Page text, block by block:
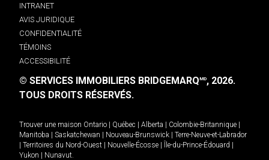
INTRANET
AVIS JURIDIQUE
CONFIDENTIALITÉ
TÉMOINS
ACCESSIBILITÉ
© SERVICES IMMOBILIERS BRIDGEMARQMD, 2026.
TOUS DROITS RÉSERVÉS.
Trouver une maison Ontario | Québec | Alberta | Colombie-Britannique |
Manitoba | Saskatchewan | Nouveau-Brunswick | Terre-Neuve-et-Labrador
| Territoires du Nord-Ouest | Nouvelle-Écosse | Île-du-Prince-Édouard |
Yukon | Nunavut